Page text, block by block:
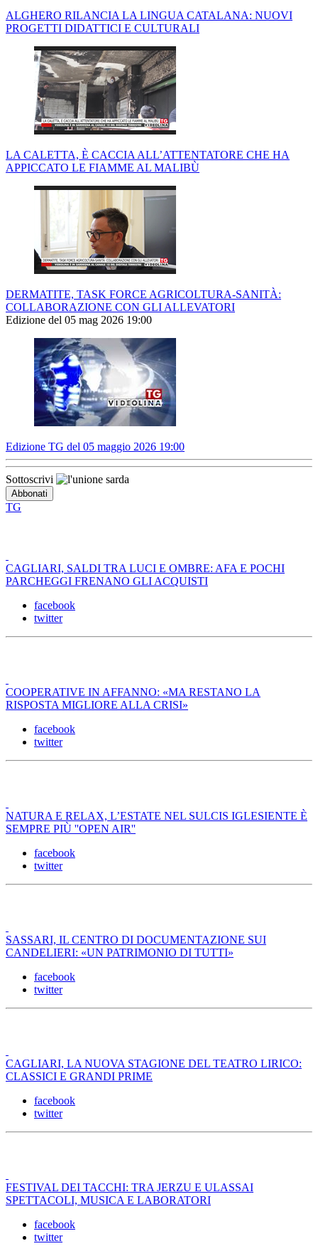
ALGHERO RILANCIA LA LINGUA CATALANA: NUOVI
PROGETTI DIDATTICI E CULTURALI
LA CALETTA, È CACCIA ALL’ATTENTATORE CHE HA
APPICCATO LE FIAMME AL MALIBÙ
DERMATITE, TASK FORCE AGRICOLTURA-SANITÀ:
COLLABORAZIONE CON GLI ALLEVATORI
Edizione del 05 mag 2026 19:00
Edizione TG del 05 maggio 2026 19:00
Sottoscrivi
TG
CAGLIARI, SALDI TRA LUCI E OMBRE: AFA E POCHI
PARCHEGGI FRENANO GLI ACQUISTI
facebook
twitter
COOPERATIVE IN AFFANNO: «MA RESTANO LA
RISPOSTA MIGLIORE ALLA CRISI»
facebook
twitter
NATURA E RELAX, L’ESTATE NEL SULCIS IGLESIENTE È
SEMPRE PIÙ ''OPEN AIR''
facebook
twitter
SASSARI, IL CENTRO DI DOCUMENTAZIONE SUI
CANDELIERI: «UN PATRIMONIO DI TUTTI»
facebook
twitter
CAGLIARI, LA NUOVA STAGIONE DEL TEATRO LIRICO:
CLASSICI E GRANDI PRIME
facebook
twitter
FESTIVAL DEI TACCHI: TRA JERZU E ULASSAI
SPETTACOLI, MUSICA E LABORATORI
facebook
twitter